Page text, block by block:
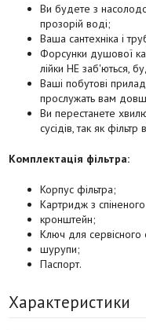
Ви будете з
прозорій воді;
Ваша сантехніка і
Форсунки душової
лійки НЕ заб'ються,
Ваші побутові
прослужать вам
Ви перестанете
сусідів, так як
Комплектація фільтра:
Корпус фільтра;
Картридж з
кронштейн;
Ключ для сервісного
шурупи;
Паспорт.
Характеристики